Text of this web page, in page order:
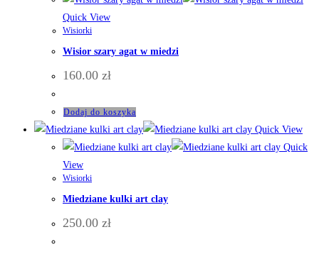
Quick View
Wisiorki
Wisior szary agat w miedzi
160.00 zł
Dodaj do koszyka
Quick View
Quick
View
Wisiorki
Miedziane kulki art clay
250.00 zł